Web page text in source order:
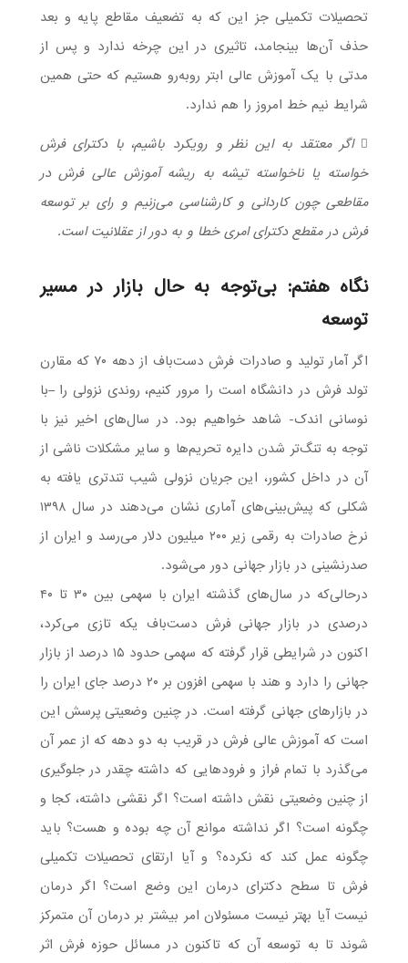
تحصیلات تکمیلی جز این که به تضعیف مقاطع پایه و بعد
حذف آن‌ها بینجامد، تاثیری در این چرخه ندارد و پس از
مدتی با یک آموزش عالی ابتر روبه‌رو هستیم که حتی همین
شرایط نیم خط امروز را هم ندارد.
 اگر معتقد به این نظر و رویکرد باشیم، با دکترای فرش
خواسته یا ناخواسته تیشه به ریشه آموزش عالی فرش در
مقاطعی چون کاردانی و کارشناسی می‌زنیم و رای بر توسعه
فرش در مقطع دکترای امری خطا و به دور از عقلانیت است.
نگاه هفتم: بی‌توجه به حال بازار در مسیر
توسعه
اگر آمار تولید و صادرات فرش دست‌باف از دهه ۷۰ که مقارن
تولد فرش در دانشگاه است را مرور کنیم، روندی نزولی را –با
نوسانی اندک- شاهد خواهیم بود. در سال‌های اخیر نیز با
توجه به تنگ‌تر شدن دایره تحریم‌ها و سایر مشکلات ناشی از
آن در داخل کشور، این جریان نزولی شیب تندتری یافته به
شکلی که پیش‌بینی‌های آماری نشان می‌دهند در سال ۱۳۹۸
نرخ صادرات به رقمی زیر ۲۰۰ میلیون دلار می‌رسد و ایران از
صدرنشینی در بازار جهانی دور می‌شود.
درحالی‌که در سال‌های گذشته ایران با سهمی بین ۳۰ تا ۴۰
درصدی در بازار جهانی فرش دست‌باف یکه تازی می‌کرد،
اکنون در شرایطی قرار گرفته که سهمی حدود ۱۵ درصد از بازار
جهانی را دارد و هند با سهمی افزون بر ۲۰ درصد جای ایران را
در بازارهای جهانی گرفته است. در چنین وضعیتی پرسش این
است که آموزش عالی فرش در قریب به دو دهه که از عمر آن
می‌گذرد با تمام فراز و فرودهایی که داشته چقدر در جلوگیری
از چنین وضعیتی نقش داشته است؟ اگر نقشی داشته، کجا و
چگونه است؟ اگر نداشته موانع آن چه بوده و هست؟ باید
چگونه عمل کند که نکرده؟ و آیا ارتقای تحصیلات تکمیلی
فرش تا سطح دکترای درمان این وضع است؟ اگر درمان
نیست آیا بهتر نیست مسئولان امر بیشتر بر درمان آن متمرکز
شوند تا به توسعه آن که تاکنون در مسائل حوزه فرش اثر